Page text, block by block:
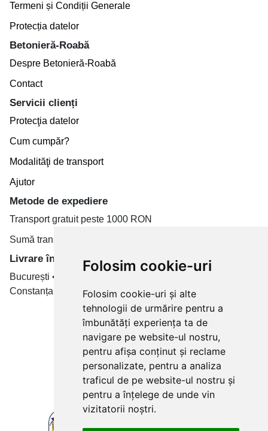
Folosim cookie-uri
Folosim cookie-uri și alte
tehnologii de urmărire pentru a
îmbunătăți experiența ta de
navigare pe website-ul nostru,
pentru afișa conținut și reclame
personalizate, pentru a analiza
traficul de pe website-ul nostru și
pentru a înțelege de unde vin
vizitatorii noștri.
Termeni și Condiții Generale
Protecția datelor
Betonieră-Roabă
Despre Betonieră-Roabă
Contact
Servicii clienți
Protecţia datelor
Cum cumpăr?
Modalităţi de transport
Ajutor
Metode de expediere
Transport gratuit peste 1000 RON
Sumă transport de la 19.99 RON
Livrare în toate țară
București • Cluj-Napoca • Brașov • Timișoara • Iași •
Constanța • Craiova
Plăți cu card bancar prin